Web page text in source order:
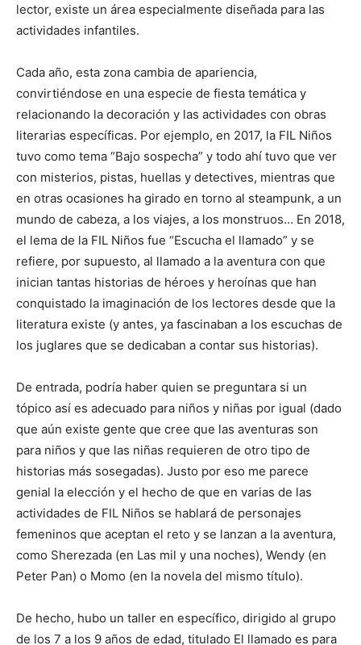
lector, existe un área especialmente diseñada para las
actividades infantiles.
Cada año, esta zona cambia de apariencia,
convirtiéndose en una especie de fiesta temática y
relacionando la decoración y las actividades con obras
literarias específicas. Por ejemplo, en 2017, la FIL Niños
tuvo como tema “Bajo sospecha” y todo ahí tuvo que ver
con misterios, pistas, huellas y detectives, mientras que
en otras ocasiones ha girado en torno al steampunk, a un
mundo de cabeza, a los viajes, a los monstruos… En 2018,
el lema de la FIL Niños fue “Escucha el llamado” y se
refiere, por supuesto, al llamado a la aventura con que
inician tantas historias de héroes y heroínas que han
conquistado la imaginación de los lectores desde que la
literatura existe (y antes, ya fascinaban a los escuchas de
los juglares que se dedicaban a contar sus historias).
De entrada, podría haber quien se preguntara si un
tópico así es adecuado para niños y niñas por igual (dado
que aún existe gente que cree que las aventuras son
para niños y que las niñas requieren de otro tipo de
historias más sosegadas). Justo por eso me parece
genial la elección y el hecho de que en varias de las
actividades de FIL Niños se hablará de personajes
femeninos que aceptan el reto y se lanzan a la aventura,
como Sherezada (en Las mil y una noches), Wendy (en
Peter Pan) o Momo (en la novela del mismo título).
De hecho, hubo un taller en específico, dirigido al grupo
de los 7 a los 9 años de edad, titulado El llamado es para